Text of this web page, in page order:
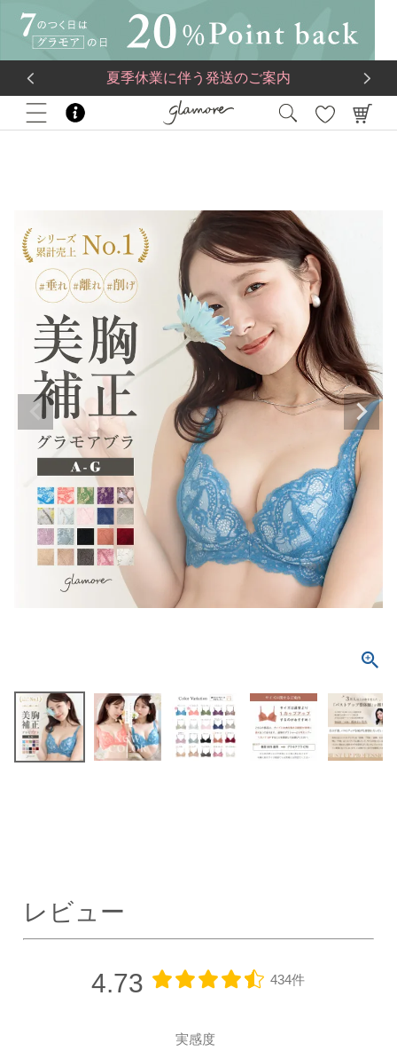
夏季休業に伴う発送のご案内
HOME ブラジャー
グラモアブラ【単品】【アンダー65～75】
レビュー
4.73 434件
実感度